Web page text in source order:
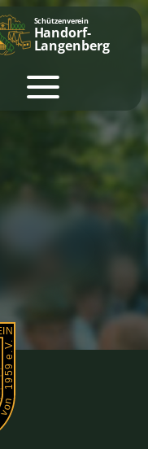
Schützenverein
Handorf-
Langenberg